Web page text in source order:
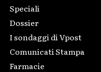
Speciali
Dossier
I sondaggi di Vpost
Comunicati Stampa
Farmacie